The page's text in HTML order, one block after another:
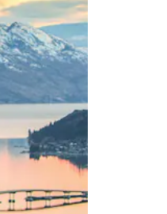
с докосване или плъзгане.